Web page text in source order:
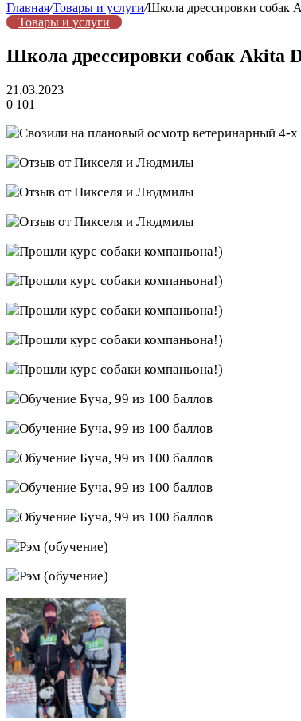
Главная/Товары и услуги/Школа дрессировки собак
Товары и услуги
Школа дрессировки собак Akita
21.03.2023
0 101